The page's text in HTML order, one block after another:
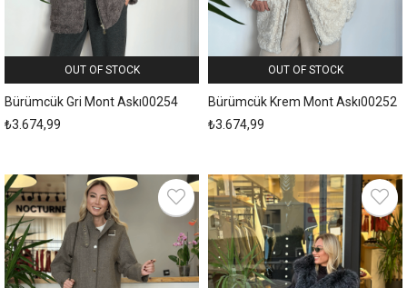
OUT OF STOCK
Bürümcük Gri Mont Askı00254
₺3.674,99
OUT OF STOCK
Bürümcük Krem Mont Askı00252
₺3.674,99